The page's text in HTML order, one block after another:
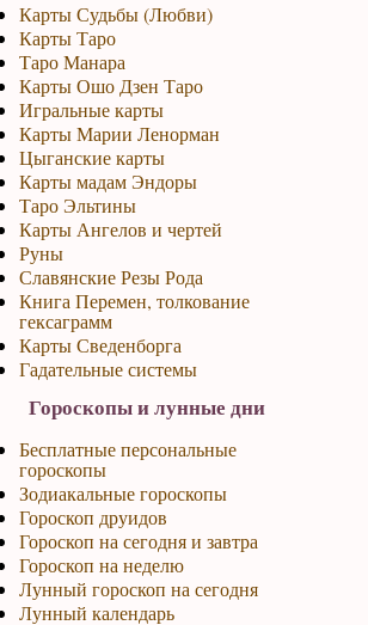
Карты Судьбы (Любви)
Карты Таро
Таро Манара
Карты Ошо Дзен Таро
Игральные карты
Карты Марии Ленорман
Цыганские карты
Карты мадам Эндоры
Таро Эльтины
Карты Ангелов и чертей
Руны
Славянские Резы Рода
Книга Перемен, толкование
гексаграмм
Карты Сведенборга
Гадательные системы
Гороскопы и лунные дни
Бесплатные персональные
гороскопы
Зодиакальные гороскопы
Гороскоп друидов
Гороскоп на сегодня и завтра
Гороскоп на неделю
Лунный гороскоп на сегодня
Лунный календарь